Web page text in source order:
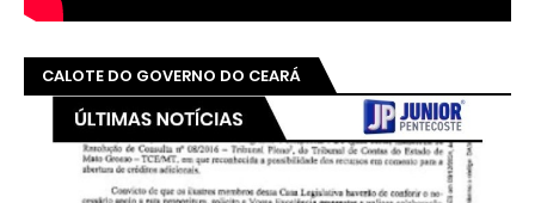
CALOTE DO GOVERNO DO CEARÁ